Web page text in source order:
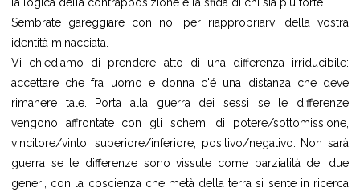
Sembrate gareggiare con noi per riappropriarvi della vostra
identità minacciata.
Vi chiediamo di prendere atto di una differenza irriducibile:
accettare che fra uomo e donna c'é una distanza che deve
rimanere tale. Porta alla guerra dei sessi se le differenze
vengono affrontate con gli schemi di potere/sottomissione,
vincitore/vinto, superiore/inferiore, positivo/negativo. Non sarà
guerra se le differenze sono vissute come parzialità dei due
generi, con la coscienza che metà della terra si sente in ricerca